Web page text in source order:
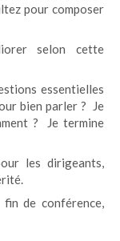
pour composer
selon cette
essentielles
bien parler ? Je
? Je termine
les dirigeants,
fin de conférence,